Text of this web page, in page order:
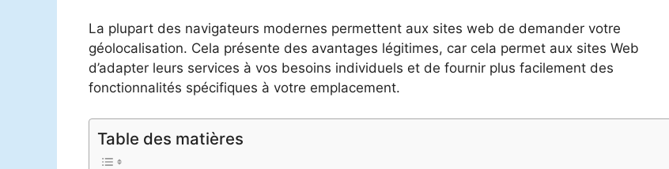
La plupart des navigateurs modernes permettent aux sites web de demander votre
géolocalisation. Cela présente des avantages légitimes, car cela permet aux sites Web
d’adapter leurs services à vos besoins individuels et de fournir plus facilement des
fonctionnalités spécifiques à votre emplacement.
Table des matières